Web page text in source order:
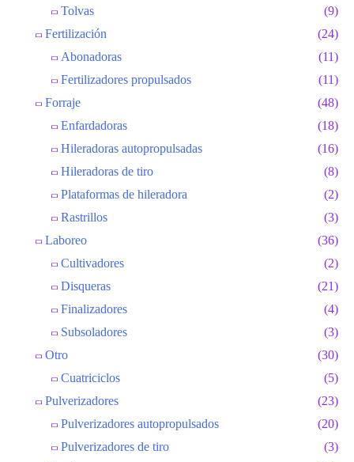
Tolvas
(9)
Fertilización
(24)
Abonadoras
(11)
Fertilizadores propulsados
(11)
Forraje
(48)
Enfardadoras
(18)
Hileradoras autopropulsadas
(16)
Hileradoras de tiro
(8)
Plataformas de hileradora
(2)
Rastrillos
(3)
Laboreo
(36)
Cultivadores
(2)
Disqueras
(21)
Finalizadores
(4)
Subsoladores
(3)
Otro
(30)
Cuatriciclos
(5)
Pulverizadores
(23)
Pulverizadores autopropulsados
(20)
Pulverizadores de tiro
(3)